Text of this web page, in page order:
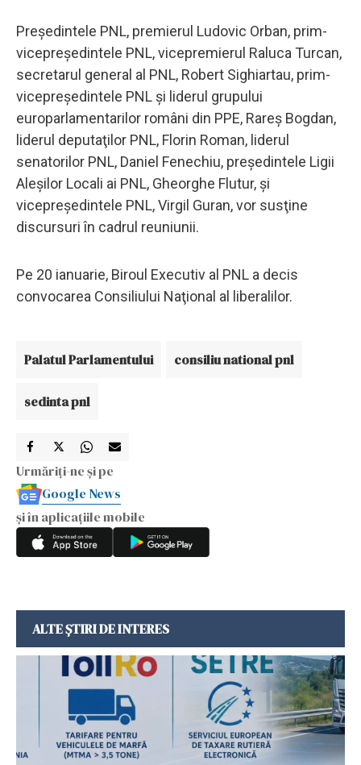
Preşedintele PNL, premierul Ludovic Orban, prim-
vicepreşedintele PNL, vicepremierul Raluca Turcan,
secretarul general al PNL, Robert Sighiartau, prim-
vicepreşedintele PNL şi liderul grupului
europarlamentarilor români din PPE, Rareş Bogdan,
liderul deputaţilor PNL, Florin Roman, liderul
senatorilor PNL, Daniel Fenechiu, preşedintele Ligii
Aleşilor Locali ai PNL, Gheorghe Flutur, şi
vicepreşedintele PNL, Virgil Guran, vor susţine
discursuri în cadrul reuniunii.
Pe 20 ianuarie, Biroul Executiv al PNL a decis
convocarea Consiliului Naţional al liberalilor.
Palatul Parlamentului consiliu national pnl
sedinta pnl
Urmăriți-ne și pe
Google News
și în aplicațiile mobile
ALTE ȘTIRI DE INTERES